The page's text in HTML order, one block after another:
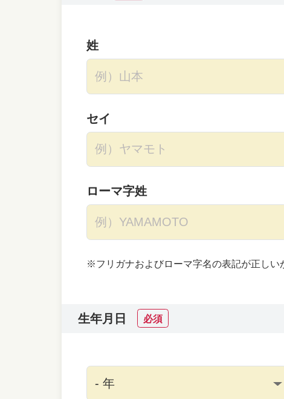
姓
セイ
ローマ字姓
※フリガナおよびローマ字名の表記が正しい
生年月日 必須